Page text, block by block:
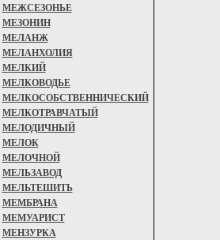
МЕЖСЕЗОНЬЕ
МЕЗОНИН
МЕЛАНЖ
МЕЛАНХОЛИЯ
МЕЛКИЙ
МЕЛКОВОДЬЕ
МЕЛКОСОБСТВЕННИЧЕСКИЙ
МЕЛКОТРАВЧАТЫЙ
МЕЛОДИЧНЫЙ
МЕЛОК
МЕЛОЧНОЙ
МЕЛЬЗАВОД
МЕЛЬТЕШИТЬ
МЕМБРАНА
МЕМУАРИСТ
МЕНЗУРКА